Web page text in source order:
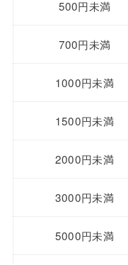
500円未満
700円未満
1000円未満
1500円未満
2000円未満
3000円未満
5000円未満